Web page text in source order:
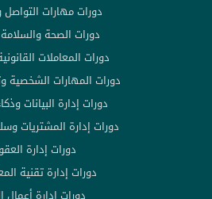
دورات مهارات التواصل
دورات الصحة والسلامة
دورات المعاملات
دورات المهارات الشخصية
دورات إدارة البيانات
دورات إدارة المشتريات
دورات إدارة
دورات إدارة تقنية